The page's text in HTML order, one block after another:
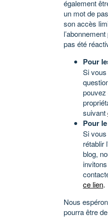
également
un mot de
son accès
pas été
Pour
Si
pouvez
suivant
Pour
Si
rétablir
blog,
ce lien.
Nous
pourra être